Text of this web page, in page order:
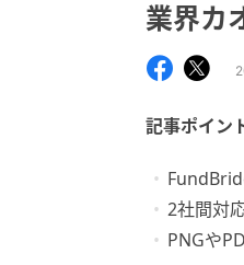
業界カ
記事ポイン
2社間対
PNGや